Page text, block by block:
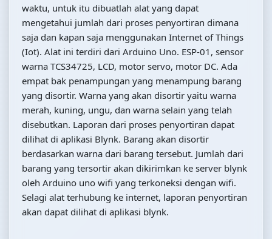
waktu, untuk itu dibuatlah alat yang dapat
mengetahui jumlah dari proses penyortiran dimana
saja dan kapan saja menggunakan Internet of Things
(Iot). Alat ini terdiri dari Arduino Uno. ESP-01, sensor
warna TCS34725, LCD, motor servo, motor DC. Ada
empat bak penampungan yang menampung barang
yang disortir. Warna yang akan disortir yaitu warna
merah, kuning, ungu, dan warna selain yang telah
disebutkan. Laporan dari proses penyortiran dapat
dilihat di aplikasi Blynk. Barang akan disortir
berdasarkan warna dari barang tersebut. Jumlah dari
barang yang tersortir akan dikirimkan ke server blynk
oleh Arduino uno wifi yang terkoneksi dengan wifi.
Selagi alat terhubung ke internet, laporan penyortiran
akan dapat dilihat di aplikasi blynk.